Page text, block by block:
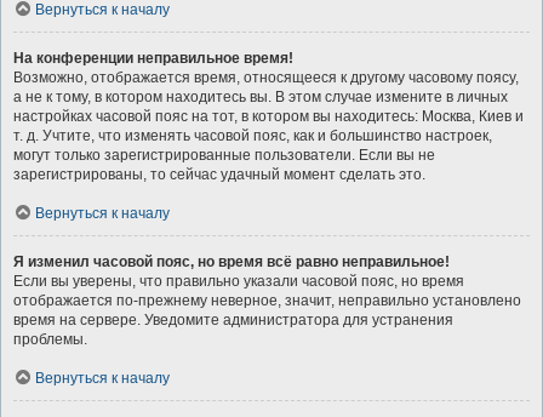
Вернуться к началу
На конференции неправильное время!
Возможно, отображается время, относящееся к другому часовому поясу,
а не к тому, в котором находитесь вы. В этом случае измените в личных
настройках часовой пояс на тот, в котором вы находитесь: Москва, Киев и
т. д. Учтите, что изменять часовой пояс, как и большинство настроек,
могут только зарегистрированные пользователи. Если вы не
зарегистрированы, то сейчас удачный момент сделать это.
Вернуться к началу
Я изменил часовой пояс, но время всё равно неправильное!
Если вы уверены, что правильно указали часовой пояс, но время
отображается по-прежнему неверное, значит, неправильно установлено
время на сервере. Уведомите администратора для устранения
проблемы.
Вернуться к началу